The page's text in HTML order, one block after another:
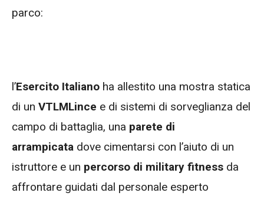
parco:
l’Esercito Italiano ha allestito una mostra statica
di un VTLMLince e di sistemi di sorveglianza del
campo di battaglia, una parete di
arrampicata dove cimentarsi con l’aiuto di un
istruttore e un percorso di military fitness da
affrontare guidati dal personale esperto